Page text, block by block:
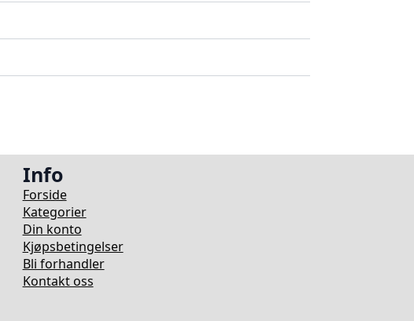
Info
Forside
Kategorier
Din konto
Kjøpsbetingelser
Bli forhandler
Kontakt oss